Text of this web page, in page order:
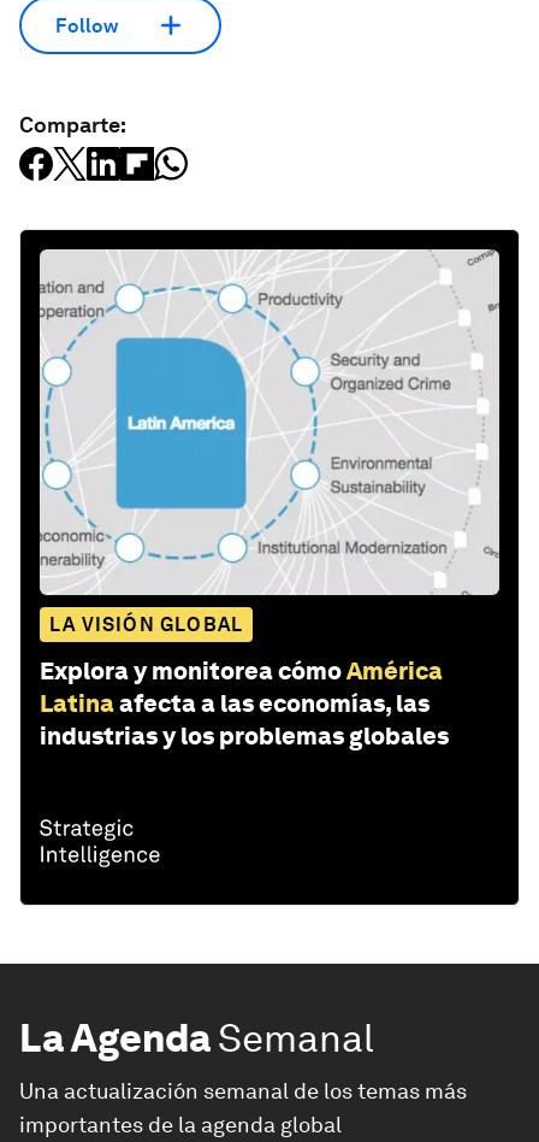
Follow
Comparte:
LA VISIÓN GLOBAL
Explora y monitorea cómoAmérica
Latinaafecta a las economías, las
industrias y los problemas globales
La AgendaSemanal
Una actualización semanal de los temas más
importantes de la agenda global